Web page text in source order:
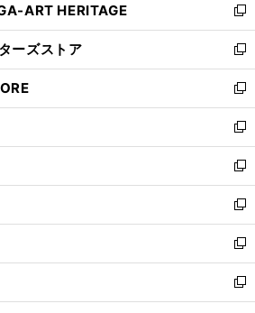
く
で
開
く
い
ウ
ィ
ン
ド
ウ
で
開
く
ART HERITAGE
新
し
い
ウ
ィ
ン
ド
ウ
で
開
く
ーズストア
新
し
い
ウ
ィ
ン
ド
ウ
で
開
く
新
し
い
ウ
ィ
ン
ド
ウ
で
開
く
新
し
い
ウ
ィ
ン
ド
ウ
で
開
新
し
い
ウ
ィ
ン
ド
ウ
新
し
い
ウ
ィ
ン
新
し
い
ウ
新
し